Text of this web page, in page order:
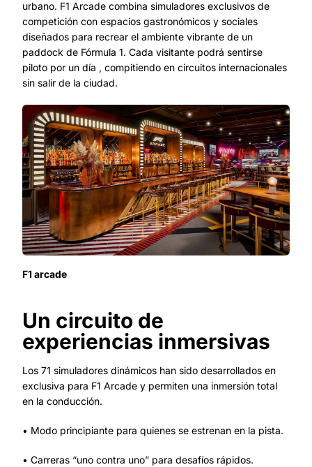
urbano. F1 Arcade combina simuladores exclusivos de
competición con espacios gastronómicos y sociales
diseñados para recrear el ambiente vibrante de un
paddock de Fórmula 1. Cada visitante podrá sentirse
piloto por un día , compitiendo en circuitos internacionales
sin salir de la ciudad.
F1 arcade
Un circuito de
experiencias inmersivas
Los 71 simuladores dinámicos han sido desarrollados en
exclusiva para F1 Arcade y permiten una inmersión total
en la conducción.
• Modo principiante para quienes se estrenan en la pista.
• Carreras “uno contra uno” para desafíos rápidos.